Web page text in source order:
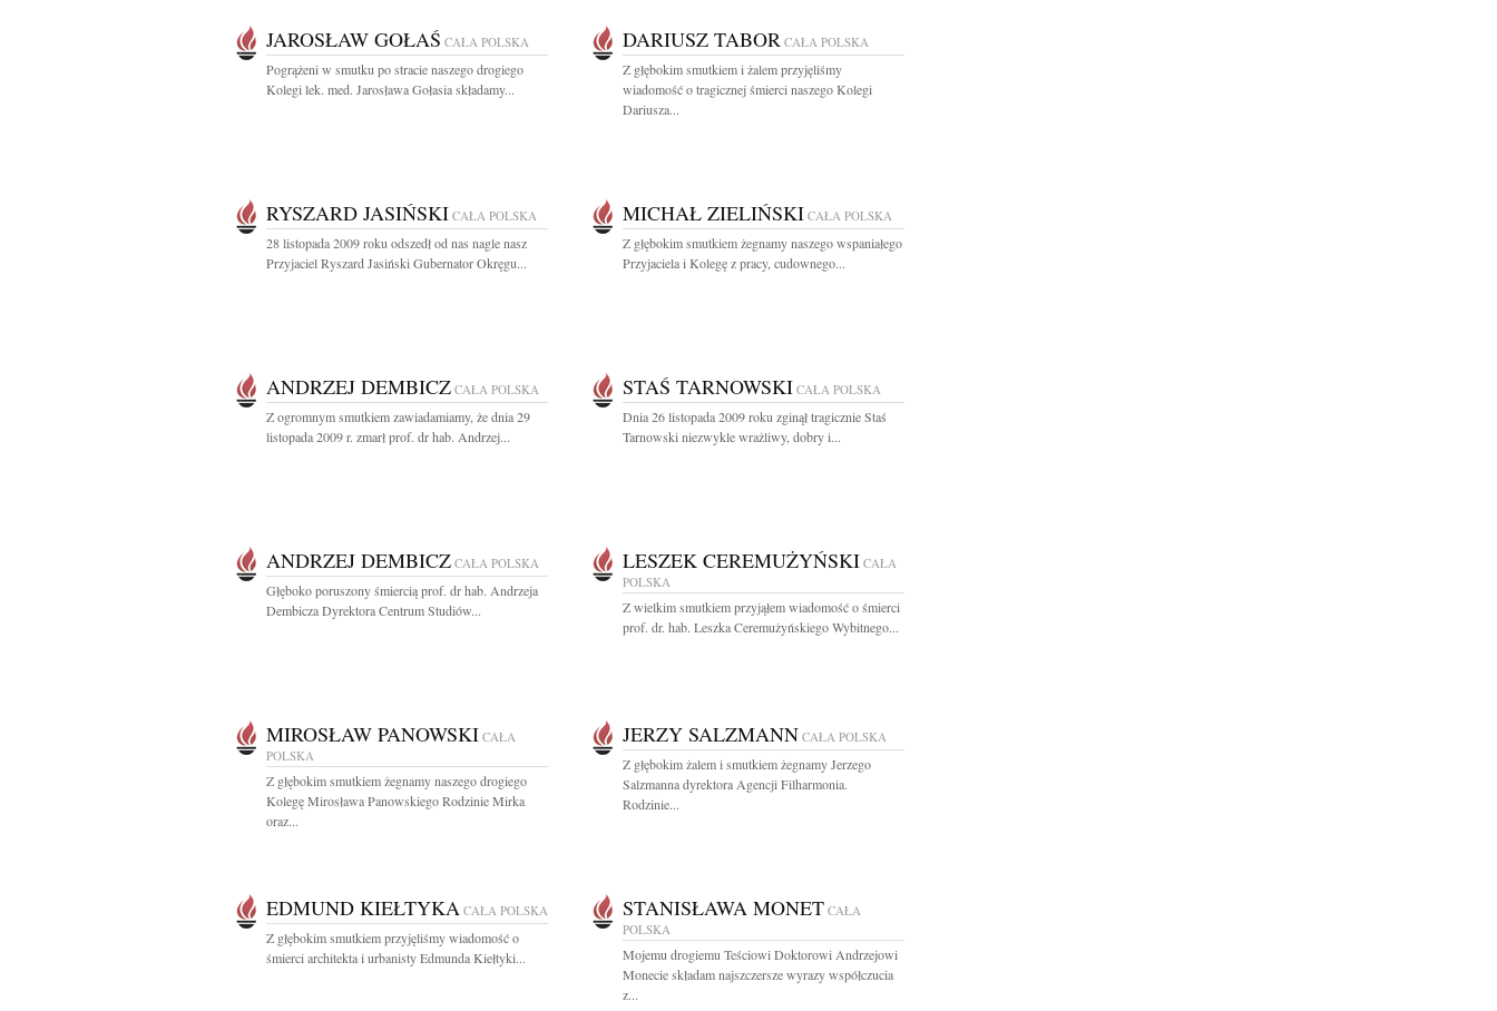
JAROSŁAW GOŁAŚ CAŁA POLSKA
Pogrążeni w smutku po stracie naszego drogiego
Kolegi lek. med. Jarosława Gołasia składamy...
DARIUSZ TABOR CAŁA POLSKA
Z głębokim smutkiem i żalem przyjęliśmy
wiadomość o tragicznej śmierci naszego Kolegi
Dariusza...
RYSZARD JASIŃSKI CAŁA POLSKA
28 listopada 2009 roku odszedł od nas nagle nasz
Przyjaciel Ryszard Jasiński Gubernator Okręgu...
MICHAŁ ZIELIŃSKI CAŁA POLSKA
Z głębokim smutkiem żegnamy naszego wspaniałego
Przyjaciela i Kolegę z pracy, cudownego...
ANDRZEJ DEMBICZ CAŁA POLSKA
Z ogromnym smutkiem zawiadamiamy, że dnia 29
listopada 2009 r. zmarł prof. dr hab. Andrzej...
STAŚ TARNOWSKI CAŁA POLSKA
Dnia 26 listopada 2009 roku zginął tragicznie Staś
Tarnowski niezwykle wrażliwy, dobry i...
ANDRZEJ DEMBICZ CAŁA POLSKA
Głęboko poruszony śmiercią prof. dr hab. Andrzeja
Dembicza Dyrektora Centrum Studiów...
LESZEK CEREMUŻYŃSKI CAŁA
POLSKA
Z wielkim smutkiem przyjąłem wiadomość o śmierci
prof. dr. hab. Leszka Ceremużyńskiego Wybitnego...
MIROSŁAW PANOWSKI CAŁA
POLSKA
Z głębokim smutkiem żegnamy naszego drogiego
Kolegę Mirosława Panowskiego Rodzinie Mirka
oraz...
JERZY SALZMANN CAŁA POLSKA
Z głębokim żalem i smutkiem żegnamy Jerzego
Salzmanna dyrektora Agencji Filharmonia.
Rodzinie...
EDMUND KIEŁTYKA CAŁA POLSKA
Z głębokim smutkiem przyjęliśmy wiadomość o
śmierci architekta i urbanisty Edmunda Kiełtyki...
STANISŁAWA MONET CAŁA
POLSKA
Mojemu drogiemu Teściowi Doktorowi Andrzejowi
Monecie składam najszczersze wyrazy współczucia
z...